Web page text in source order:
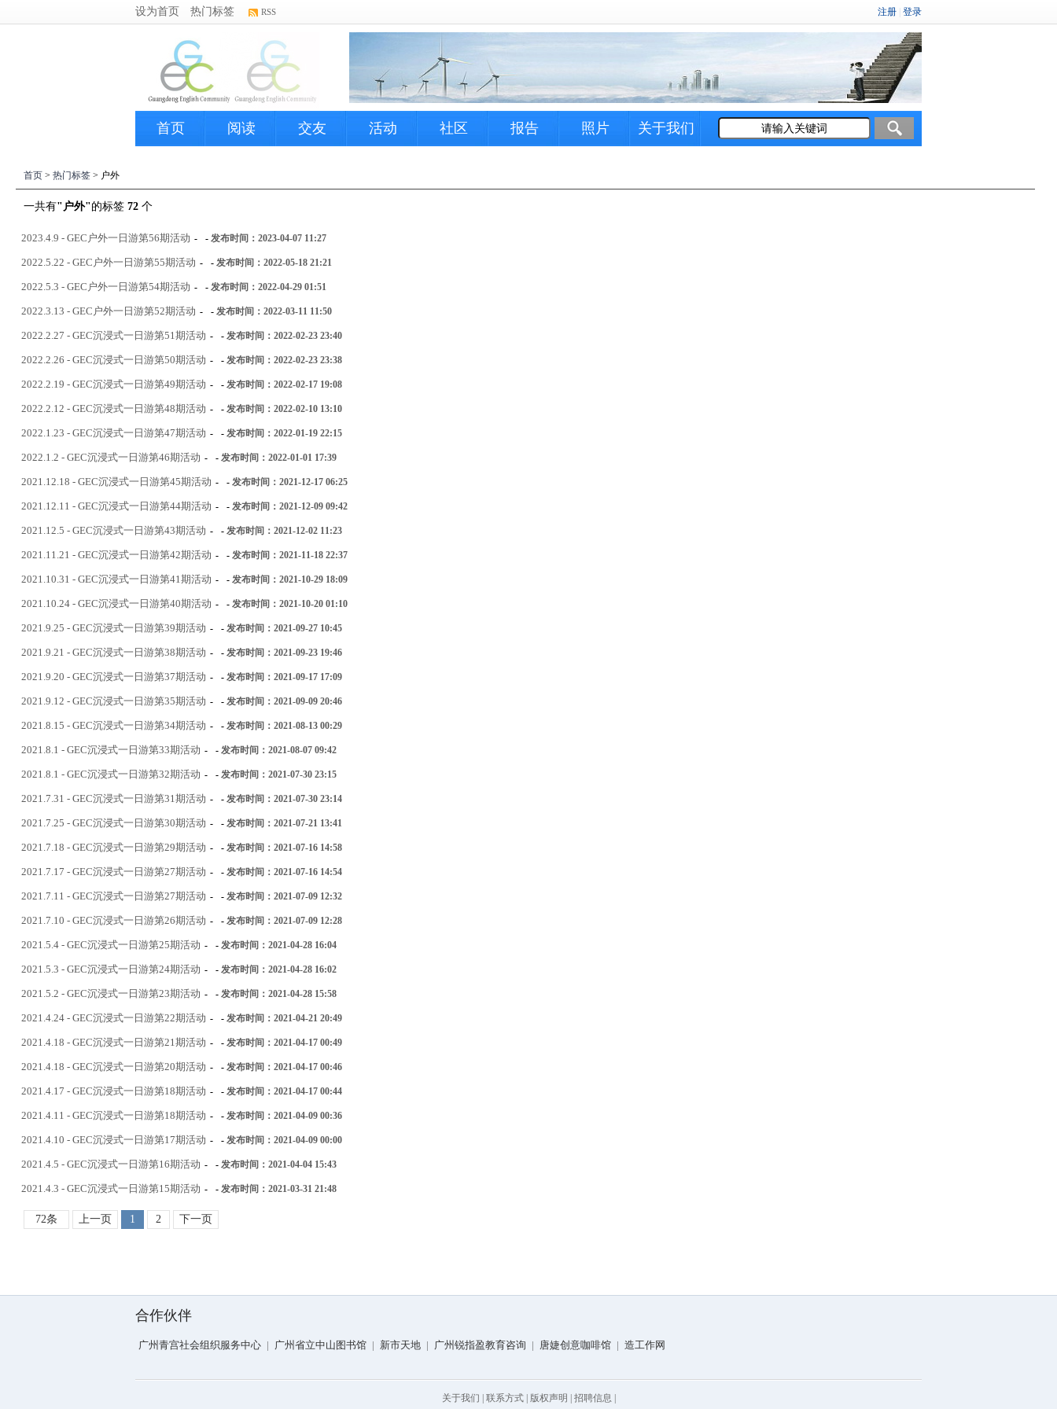
设为首页 热门标签 RSS
首页 阅读 交友 活动 社区 报告 照片 关于我们
首页 > 热门标签 > 户外
一共有"户外"的标签 72 个
2023.4.9 - GEC户外一日游第56期活动 - - 发布时间：2023-04-07 11:27
2022.5.22 - GEC户外一日游第55期活动 - - 发布时间：2022-05-18 21:21
2022.5.3 - GEC户外一日游第54期活动 - - 发布时间：2022-04-29 01:51
2022.3.13 - GEC户外一日游第52期活动 - - 发布时间：2022-03-11 11:50
2022.2.27 - GEC沉浸式一日游第51期活动 - - 发布时间：2022-02-23 23:40
2022.2.26 - GEC沉浸式一日游第50期活动 - - 发布时间：2022-02-23 23:38
2022.2.19 - GEC沉浸式一日游第49期活动 - - 发布时间：2022-02-17 19:08
2022.2.12 - GEC沉浸式一日游第48期活动 - - 发布时间：2022-02-10 13:10
2022.1.23 - GEC沉浸式一日游第47期活动 - - 发布时间：2022-01-19 22:15
2022.1.2 - GEC沉浸式一日游第46期活动 - - 发布时间：2022-01-01 17:39
2021.12.18 - GEC沉浸式一日游第45期活动 - - 发布时间：2021-12-17 06:25
2021.12.11 - GEC沉浸式一日游第44期活动 - - 发布时间：2021-12-09 09:42
2021.12.5 - GEC沉浸式一日游第43期活动 - - 发布时间：2021-12-02 11:23
2021.11.21 - GEC沉浸式一日游第42期活动 - - 发布时间：2021-11-18 22:37
2021.10.31 - GEC沉浸式一日游第41期活动 - - 发布时间：2021-10-29 18:09
2021.10.24 - GEC沉浸式一日游第40期活动 - - 发布时间：2021-10-20 01:10
2021.9.25 - GEC沉浸式一日游第39期活动 - - 发布时间：2021-09-27 10:45
2021.9.21 - GEC沉浸式一日游第38期活动 - - 发布时间：2021-09-23 19:46
2021.9.20 - GEC沉浸式一日游第37期活动 - - 发布时间：2021-09-17 17:09
2021.9.12 - GEC沉浸式一日游第35期活动 - - 发布时间：2021-09-09 20:46
2021.8.15 - GEC沉浸式一日游第34期活动 - - 发布时间：2021-08-13 00:29
2021.8.1 - GEC沉浸式一日游第33期活动 - - 发布时间：2021-08-07 09:42
2021.8.1 - GEC沉浸式一日游第32期活动 - - 发布时间：2021-07-30 23:15
2021.7.31 - GEC沉浸式一日游第31期活动 - - 发布时间：2021-07-30 23:14
2021.7.25 - GEC沉浸式一日游第30期活动 - - 发布时间：2021-07-21 13:41
2021.7.18 - GEC沉浸式一日游第29期活动 - - 发布时间：2021-07-16 14:58
2021.7.17 - GEC沉浸式一日游第27期活动 - - 发布时间：2021-07-16 14:54
2021.7.11 - GEC沉浸式一日游第27期活动 - - 发布时间：2021-07-09 12:32
2021.7.10 - GEC沉浸式一日游第26期活动 - - 发布时间：2021-07-09 12:28
2021.5.4 - GEC沉浸式一日游第25期活动 - - 发布时间：2021-04-28 16:04
2021.5.3 - GEC沉浸式一日游第24期活动 - - 发布时间：2021-04-28 16:02
2021.5.2 - GEC沉浸式一日游第23期活动 - - 发布时间：2021-04-28 15:58
2021.4.24 - GEC沉浸式一日游第22期活动 - - 发布时间：2021-04-21 20:49
2021.4.18 - GEC沉浸式一日游第21期活动 - - 发布时间：2021-04-17 00:49
2021.4.18 - GEC沉浸式一日游第20期活动 - - 发布时间：2021-04-17 00:46
2021.4.17 - GEC沉浸式一日游第18期活动 - - 发布时间：2021-04-17 00:44
2021.4.11 - GEC沉浸式一日游第18期活动 - - 发布时间：2021-04-09 00:36
2021.4.10 - GEC沉浸式一日游第17期活动 - - 发布时间：2021-04-09 00:00
2021.4.5 - GEC沉浸式一日游第16期活动 - - 发布时间：2021-04-04 15:43
2021.4.3 - GEC沉浸式一日游第15期活动 - - 发布时间：2021-03-31 21:48
72条 上一页 1 2 下一页
合作伙伴
广州青宫社会组织服务中心 | 广州省立中山图书馆 | 新市天地 | 广州锐指盈教育咨询 | 唐婕创意咖啡馆 | 造工作网
关于我们 联系方式| 版权声明 招聘信息